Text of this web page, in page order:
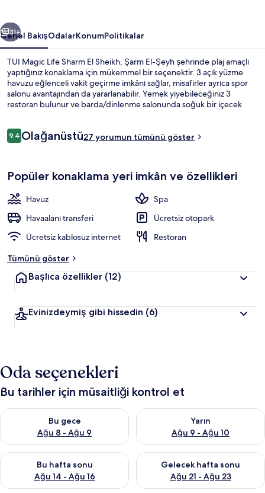
galerisi
Sonraki
31+
Genel BakışOdalarKonumPolitikalar
TUI Magic Life Sharm El Sheikh, Şarm El-Şeyh şehrinde plaj amaçlı
yaptığınız konaklama için mükemmel bir seçenektir. 3 açık yüzme
havuzu eğlenceli vakit geçirme imkânı sağlar, misafirler ayrıca spor
salonu avantajından da yararlanabilir. Yemek yiyebileceğiniz 3
restoran bulunur ve barda/dinlenme salonunda soğuk bir içecek
Yorumlar
9,49,4/10
Olağanüstü27 yorumun tümünü göster
Popüler konaklama yeri imkân ve özellikleri
Havuz
Spa
Havaalanı transferi
Ücretsiz otopark
Ücretsiz kablosuz internet
Restoran
Tümünü göster
Başlıca özellikler (12)
Evinizdeymiş gibi hissedin (6)
Oda seçenekleri
Bu tarihler için müsaitliği kontrol et
Bu gece
Ağu 8 - Ağu 9
Bu gece için müsaitliği kontrol et Ağu 8 - Ağu 9
Yarın
Ağu 9 - Ağu 10
Yarın için müsaitliği kontrol
Bu hafta sonu
Ağu 14 - Ağu 16
Bu hafta sonu için müsaitliği kontrol et Ağu 14 - Ağu 16
Gelecek hafta sonu
Ağu 21 - Ağu 23
Önümüzdeki hafta sonu için